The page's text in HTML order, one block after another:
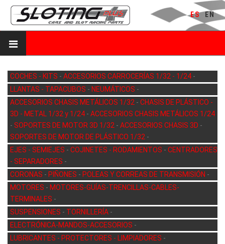
ES EN
COCHES - KITS - ACCESORIOS CARROCERÍAS 1/32 - 1/24 -
LLANTAS - TAPACUBOS - NEUMÁTICOS -
ACCESORIOS CHASIS METÁLICOS 1/32 - CHASIS DE PLÁSTICO -
3D - METAL 1/32 y 1/24 - ACCESORIOS CHASIS METÁLICOS 1/24
- SOPORTES DE MOTOR 3D 1/32 - ACCESORIOS CHASIS 3D -
SOPORTES DE MOTOR DE PLÁSTICO 1/32 -
EJES - SEMIEJES - COJINETES - RODAMIENTOS - CENTRADORES
- SEPARADORES -
CORONAS - PIÑONES - POLEAS Y CORREAS DE TRANSMISIÓN -
MOTORES - MOTORES-GUÍAS-TRENCILLAS-CABLES-
TERMINALES -
SUSPENSIONES - TORNILLERÍA -
ELECTRÓNICA-MANDOS-ACCESORIOS -
LUBRICANTES - PROTECTORES - LIMPIADORES -